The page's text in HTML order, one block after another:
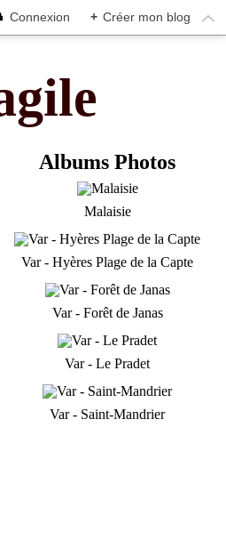
Connexion + Créer mon blog
Albums Photos
Malaisie
Var - Hyères Plage de la Capte
Var - Forêt de Janas
Var - Le Pradet
Var - Saint-Mandrier